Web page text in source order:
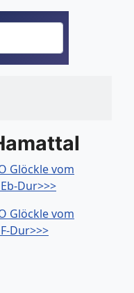
Glöckle vom
Dur>>>
Glöckle vom
Dur>>>